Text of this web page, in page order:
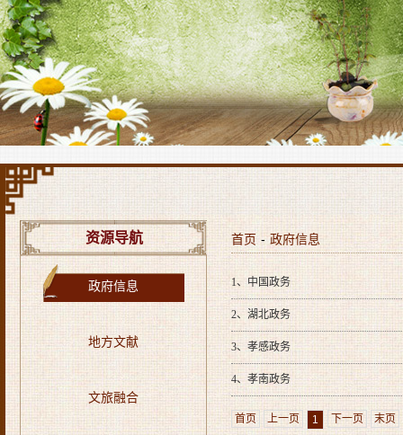
资源导航
政府信息
地方文献
文旅融合
首页 - 政府信息
1、 中国政务
2、 湖北政务
3、 孝感政务
4、 孝南政务
首页 上一页 1 下一页 末页